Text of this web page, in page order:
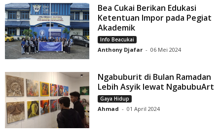
Bea Cukai Berikan Edukasi
Ketentuan Impor pada Pegiat
Akademik
Info Beacukai
Anthony Djafar - 06 Mei 2024
Ngabuburit di Bulan Ramadan
Lebih Asyik lewat NgabubuArt
Gaya Hidup
Ahmad - 01 April 2024